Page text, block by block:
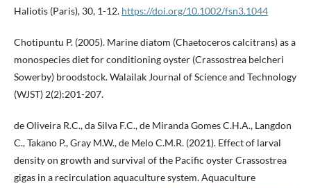
Haliotis (Paris), 30, 1-12. https://doi.org/10.1002/fsn3.1044
Chotipuntu P. (2005). Marine diatom (Chaetoceros calcitrans) as a
monospecies diet for conditioning oyster (Crassostrea belcheri
Sowerby) broodstock. Walailak Journal of Science and Technology
(WJST) 2(2):201-207.
de Oliveira R.C., da Silva F.C., de Miranda Gomes C.H.A., Langdon
C., Takano P., Gray M.W., de Melo C.M.R. (2021). Effect of larval
density on growth and survival of the Pacific oyster Crassostrea
gigas in a recirculation aquaculture system. Aquaculture